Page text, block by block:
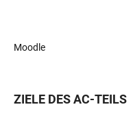
Moodle
ZIELE DES AC-TEILS